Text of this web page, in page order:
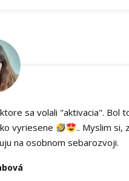
sa volali "aktivacia".
vyriesene
.. Myslim si,
na osobnom sebarozvoji.